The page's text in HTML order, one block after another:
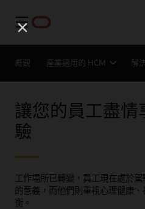
功能表
概觀 產業適用的 HCM 解
讓您的員工盡情
驗
工作場所已轉變，員工現在處於
的意義，而他們則重視心理健康
衡。